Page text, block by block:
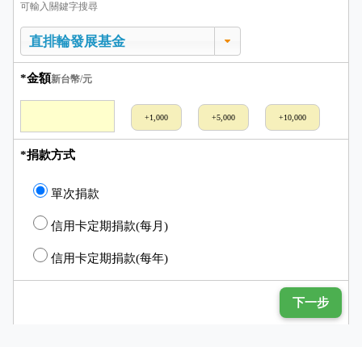
可輸入關鍵字搜尋
*金額新台幣/元
+1,000 +5,000 +10,000
*捐款方式
單次捐款
信用卡定期捐款(每月)
信用卡定期捐款(每年)
下一步